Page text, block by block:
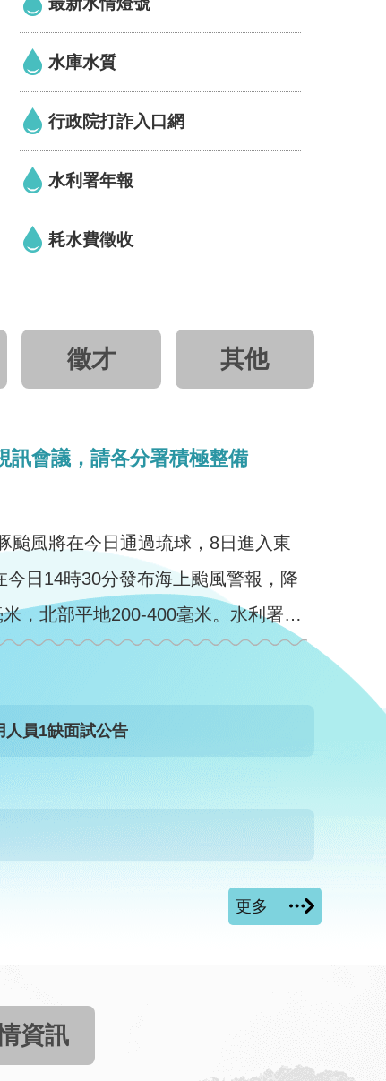
水庫水質
行政院打詐入口網
水利署年報
耗水費徵收
徵才 其他
訊會議，請各分署積極整備
風將在今日通過琉球，8日進入東
日14時30分發布海上颱風警報，降
，北部平地200-400毫米。水利署林
元鵬署長今日上午10時召開防汛整備視訊會議，邀集第一、 ...更多
人員1缺面試公告
更多
資訊